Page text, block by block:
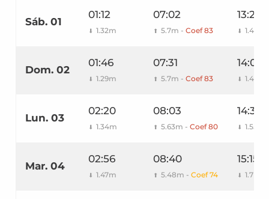
Sáb. 01
01:12
⬇ 1.32m
07:02
⬆ 5.7m - Coef 83
13:26
⬇ 1.46m
Dom. 02
01:46
⬇ 1.29m
07:31
⬆ 5.7m - Coef 83
14:00
⬇ 1.48m
Lun. 03
02:20
⬇ 1.34m
08:03
⬆ 5.63m - Coef 80
14:36
⬇ 1.55m
Mar. 04
02:56
⬇ 1.47m
08:40
⬆ 5.48m - Coef 74
15:15
⬇ 1.7m